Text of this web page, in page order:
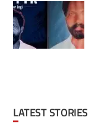
LATEST STORIES